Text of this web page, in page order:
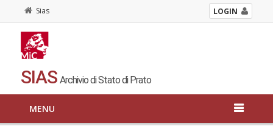
Sias LOGIN
SIAS Archivio di Stato di Prato
MENU